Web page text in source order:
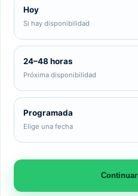
Hoy
Si hay disponibilidad
24–48 horas
Próxima disponibilidad
Programada
Elige una fecha
Continuar